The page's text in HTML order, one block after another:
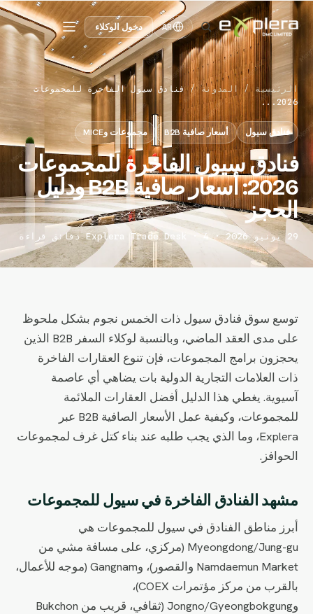
AR دخول الوكلاء
الرئيسية / المدونة / فنادق سيول الفاخرة للمجموعات
2026...
فنادق سيول أسعار صافية B2B مجموعات وMICE
فنادق سيول الفاخرة للمجموعات
2026: أسعار صافية B2B ودليل
الحجز
29 يونيو 2026 · Explera Trade Desk · 4 دقائق قراءة
توسع سوق فنادق سيول ذات الخمس نجوم بشكل ملحوظ
على مدى العقد الماضي، وبالنسبة لوكلاء السفر B2B الذين
يحجزون برامج المجموعات، فإن تنوع العقارات الفاخرة
ذات العلامات التجارية الدولية بات يضاهي أي عاصمة
آسيوية. يغطي هذا الدليل أفضل العقارات الملائمة
للمجموعات، وكيفية عمل الأسعار الصافية B2B عبر
Explera، وما الذي يجب طلبه عند بناء كتل غرف لمجموعات
الحوافز.
مشهد الفنادق الفاخرة في سيول للمجموعات
أبرز مناطق الفنادق في سيول للمجموعات هي
Myeongdong/Jung-gu (مركزي، على مسافة مشي من
Namdaemun Market والقصور)، وGangnam (موجه للأعمال،
بالقرب من مركز مؤتمرات COEX)،
وJongno/Gyeongbokgung (ثقافي، قريب من Bukchon